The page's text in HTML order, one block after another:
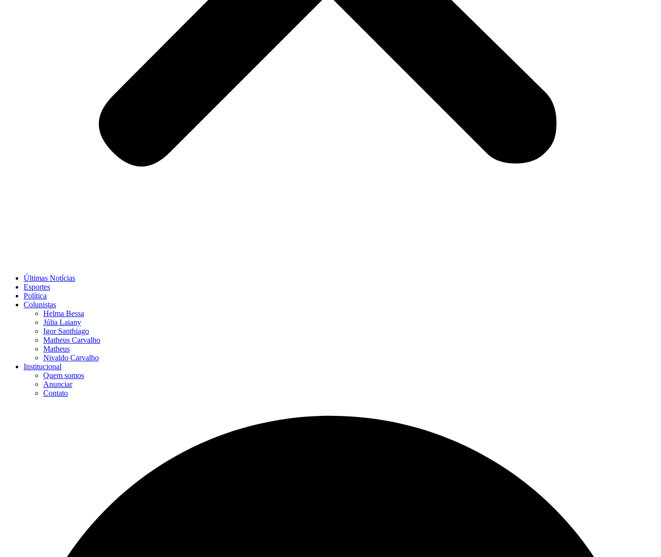
Últimas Notícias
Esportes
Política
Colunistas
Helma Bessa
Júlia Laiany
Igor Santhiago
Matheus Carvalho
Matheus
Nivaldo Carvalho
Institucional
Quem somos
Anunciar
Contato